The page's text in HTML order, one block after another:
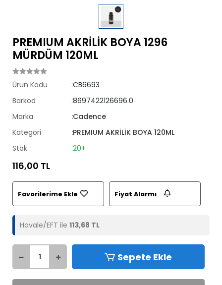
PREMIUM AKRİLİK BOYA 1296
MÜRDÜM 120ML
Ürün Kodu
:CB6693
Barkod
:8697422126696.0
Marka
:Cadence
Kategori
:PREMIUM AKRİLİK BOYA 120ML
Stok
:20+
116,00 TL
Favorilerime Ekle Fiyat Alarmı
Havale/EFT ile 113,68 TL
Sepete Ekle